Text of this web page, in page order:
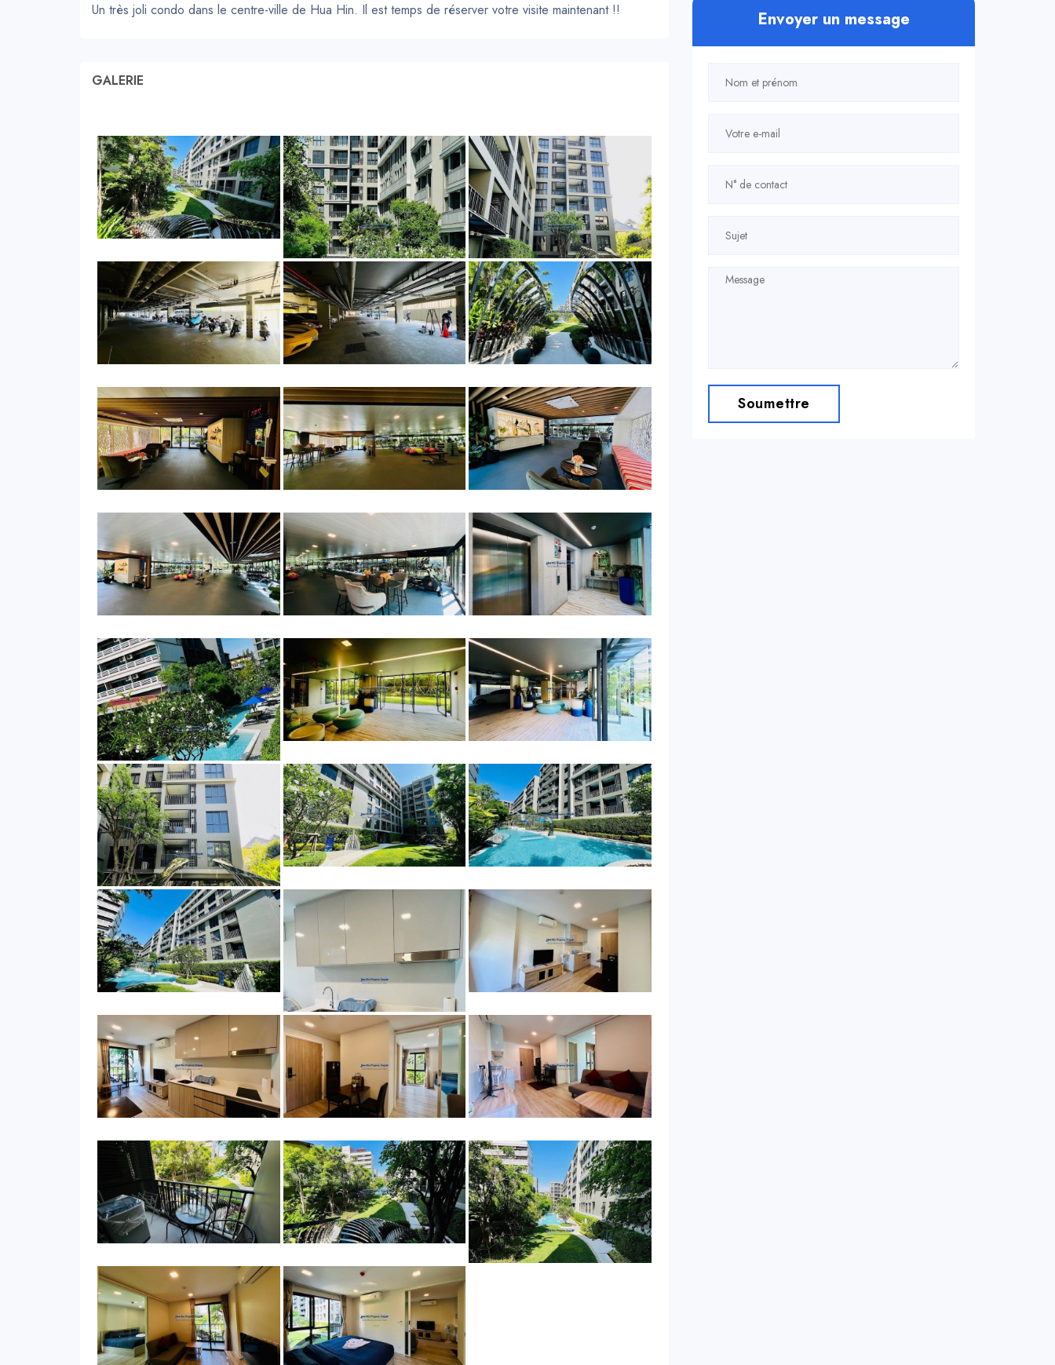
Un très joli condo dans le centre-ville de Hua Hin. Il est temps de réserver votre visite maintenant !!
GALERIE
Envoyer un message
Soumettre